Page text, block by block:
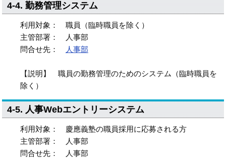
4-4. 勤務管理システム
利用対象： 職員（臨時職員を除く）
主管部署： 人事部
問合せ先：
人事部
【説明】 職員の勤務管理のためのシステム（臨時職員を
除く）
4-5. 人事Webエントリーシステム
利用対象： 慶應義塾の職員採用に応募される方
主管部署： 人事部
問合せ先： 人事部